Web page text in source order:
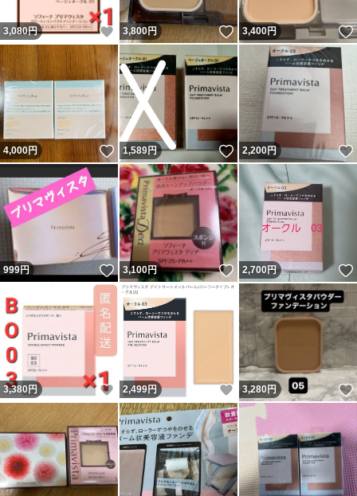
3,080円 いいね！
3,800円 いいね！
3,400円
4,000円 いいね！
1,589円 いいね！
2,200円
999円 いいね！
3,100円 いいね！
2,700円
3,380円 いいね！
2,499円 いいね！
3,280円